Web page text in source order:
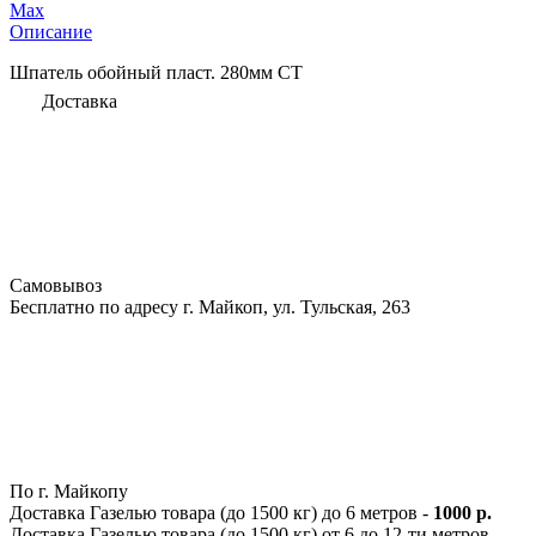
Max
Описание
Шпатель обойный пласт. 280мм СТ
Доставка
Самовывоз
Бесплатно по адресу г. Майкоп, ул. Тульская, 263
По г. Майкопу
Доставка Газелью товара (до 1500 кг) до 6 метров - 1000 р.